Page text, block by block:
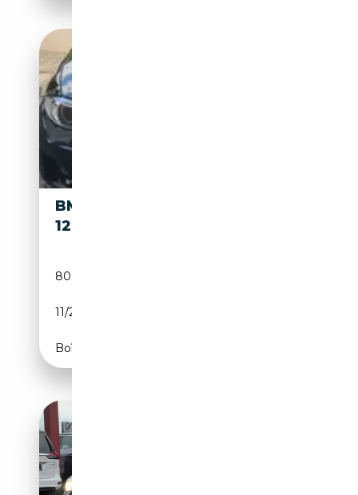
BMW
120
80 000 km
11/2013
Boîte automatique